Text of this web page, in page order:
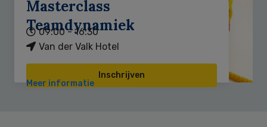
Masterclass
Teamdynamiek
09:00 - 16:30
Van der Valk Hotel
Inschrijven
Meer informatie